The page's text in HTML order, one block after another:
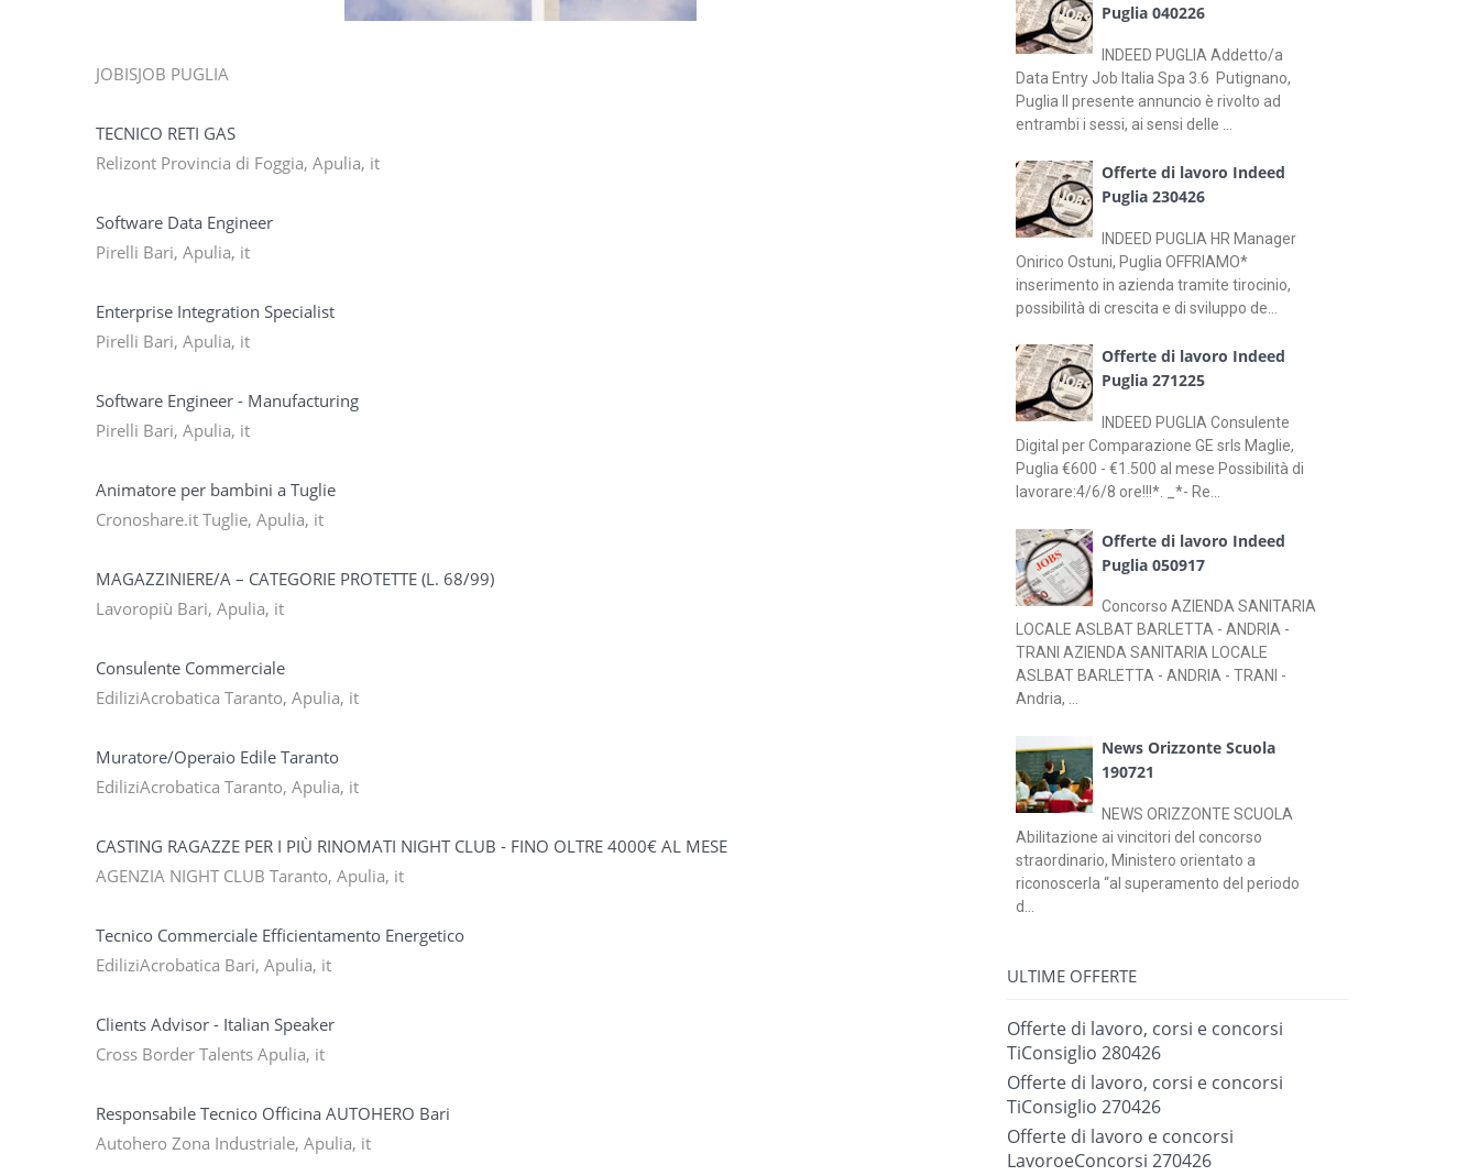
JOBISJOB PUGLIA
TECNICO RETI GAS
Relizont Provincia di Foggia, Apulia, it
Software Data Engineer
Pirelli Bari, Apulia, it
Enterprise Integration Specialist
Pirelli Bari, Apulia, it
Software Engineer - Manufacturing
Pirelli Bari, Apulia, it
Animatore per bambini a Tuglie
Cronoshare.it Tuglie, Apulia, it
MAGAZZINIERE/A – CATEGORIE PROTETTE (L. 68/99)
Lavoropiù Bari, Apulia, it
Consulente Commerciale
EdiliziAcrobatica Taranto, Apulia, it
Muratore/Operaio Edile Taranto
EdiliziAcrobatica Taranto, Apulia, it
CASTING RAGAZZE PER I PIÙ RINOMATI NIGHT CLUB - FINO OLTRE 4000€ AL MESE
AGENZIA NIGHT CLUB Taranto, Apulia, it
Tecnico Commerciale Efficientamento Energetico
EdiliziAcrobatica Bari, Apulia, it
Clients Advisor - Italian Speaker
Cross Border Talents Apulia, it
Responsabile Tecnico Officina AUTOHERO Bari
Autohero Zona Industriale, Apulia, it
Puglia 040226
INDEED PUGLIA Addetto/a
Data Entry Job Italia Spa 3.6 Putignano,
Puglia Il presente annuncio è rivolto ad
entrambi i sessi, ai sensi delle ...
Offerte di lavoro Indeed
Puglia 230426
INDEED PUGLIA HR Manager
Onirico Ostuni, Puglia OFFRIAMO*
inserimento in azienda tramite tirocinio,
possibilità di crescita e di sviluppo de...
Offerte di lavoro Indeed
Puglia 271225
INDEED PUGLIA Consulente
Digital per Comparazione GE srls Maglie,
Puglia €600 - €1.500 al mese Possibilità di
lavorare:4/6/8 ore!!!*. _*- Re...
Offerte di lavoro Indeed
Puglia 050917
Concorso AZIENDA SANITARIA
LOCALE ASLBAT BARLETTA - ANDRIA -
TRANI AZIENDA SANITARIA LOCALE
ASLBAT BARLETTA - ANDRIA - TRANI -
Andria, ...
News Orizzonte Scuola
190721
NEWS ORIZZONTE SCUOLA
Abilitazione ai vincitori del concorso
straordinario, Ministero orientato a
riconoscerla “al superamento del periodo
d...
ULTIME OFFERTE
Offerte di lavoro, corsi e concorsi
TiConsiglio 280426
Offerte di lavoro, corsi e concorsi
TiConsiglio 270426
Offerte di lavoro e concorsi
LavoroeConcorsi 270426